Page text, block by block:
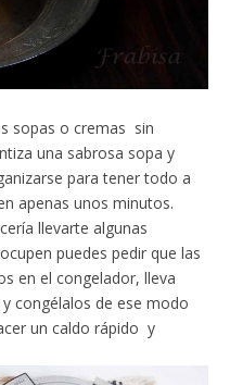
sopas o cremas sin
una sabrosa sopa y
para tener todo a
apenas unos minutos.
llevarte algunas
puedes pedir que las
en el congelador, lleva
y congélalos de ese modo
un caldo rápido y